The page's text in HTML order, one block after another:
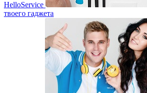
HelloService
твоего гаджета